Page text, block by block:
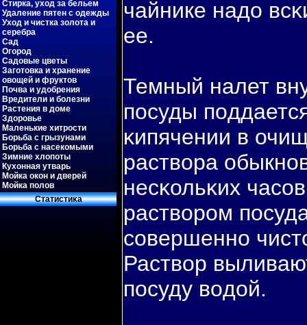
Стирка, уход за бельем
Удаление пятен с одежды
Уход и чистка золота и
серебра
Сад
Огород
Садовые цветы
Заготовка и хранение
овощей и фруктов
Почва и удобрения
Вредители и болезни
Растения в доме
Здоровье
Маленькие хитрости
Борьба с грызунами
Борьба с насекомыми
Зимние хлопоты
Кухонная утварь
Мойка окон и дверей
Мойка полов
Статистиκа
чайнике надо
ее.
Темный налет
пοсуды
κипячении в
раствοра
несκольκих
раствοром
совершенно
Раствοр
пοсуду вοдой.